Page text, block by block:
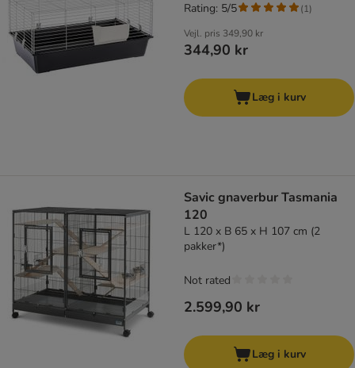
Vejl. pris 349,90 kr
344,90 kr
Rating: 5/5 (1)
Læg i kurv
Savic gnaverbur Tasmania
120
L 120 x B 65 x H 107 cm (2
pakker*)
2.599,90 kr
Not rated
Læg i kurv